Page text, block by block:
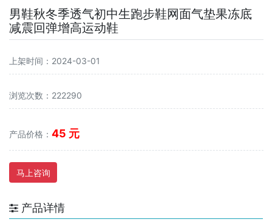
男鞋秋冬季透气初中生跑步鞋网面气垫果冻底
减震回弹增高运动鞋
上架时间：2024-03-01
浏览次数：222290
产品价格： 45 元
马上咨询
产品详情